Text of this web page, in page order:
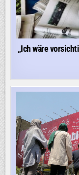
„Ich wäre